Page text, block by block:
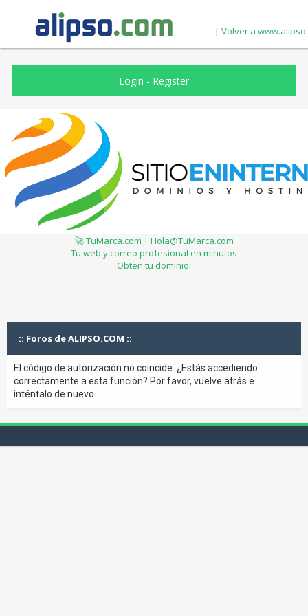
| Volver a
Login - Register
🚀 TuMarca.com + Hola@TuMarca.com
Tu web y correo profesional en minutos
Obten tu dominio!
:: Foros de ALIPSO.COM ::
El código de autorización no coincide. ¿Estás accediendo
correctamente a esta función? Por favor, vuelve atrás e
inténtalo de nuevo.